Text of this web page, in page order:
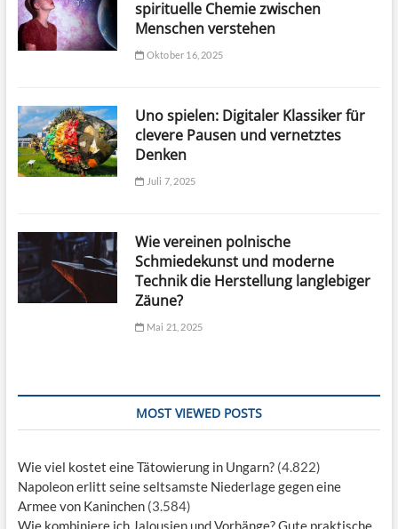
spirituelle Chemie zwischen
Menschen verstehen
Oktober 16, 2025
Uno spielen: Digitaler Klassiker für
clevere Pausen und vernetztes
Denken
Juli 7, 2025
Wie vereinen polnische
Schmiedekunst und moderne
Technik die Herstellung langlebiger
Zäune?
Mai 21, 2025
MOST VIEWED POSTS
Wie viel kostet eine Tätowierung in Ungarn? (4.822)
Napoleon erlitt seine seltsamste Niederlage gegen eine
Armee von Kaninchen (3.584)
Wie kombiniere ich Jalousien und Vorhänge? Gute praktische